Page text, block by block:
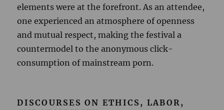
elements were at the forefront. As an attendee,
one experienced an atmosphere of openness
and mutual respect, making the festival a
countermodel to the anonymous click-
consumption of mainstream porn.
DISCOURSES ON ETHICS, LABOR,